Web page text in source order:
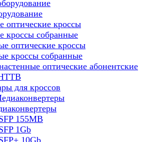
оптические кроссы
кроссы собранные
оптические кроссы
кроссы собранные
оптические абонентские
для кроссов
155MB
1Gb
10Gb